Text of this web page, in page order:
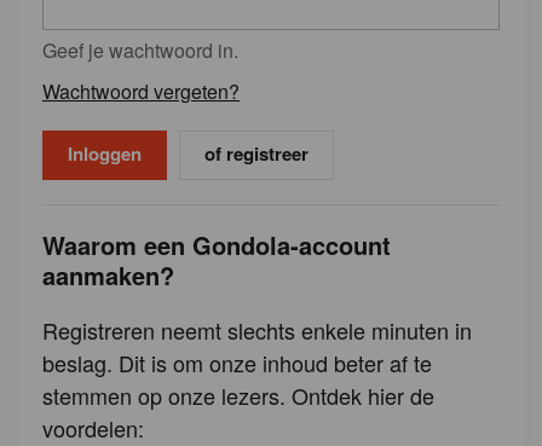
Geef je wachtwoord in.
Wachtwoord vergeten?
of registreer
Waarom een Gondola-account
aanmaken?
Registreren neemt slechts enkele minuten in
beslag. Dit is om onze inhoud beter af te
stemmen op onze lezers. Ontdek hier de
voordelen: